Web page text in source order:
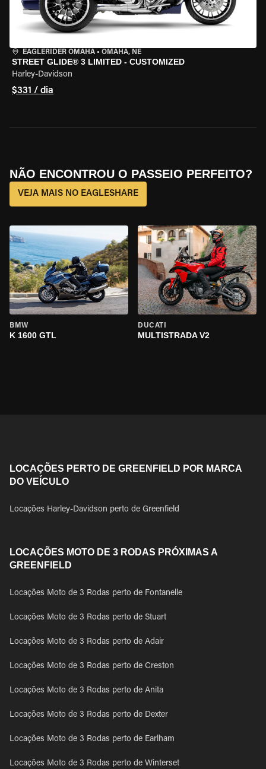
EAGLERIDER OMAHA • OMAHA, NE
STREET GLIDE® 3 LIMITED - CUSTOMIZED
Harley-Davidson
$331 / dia
NÃO ENCONTROU O PASSEIO PERFEITO?
VEJA MAIS NO EAGLESHARE
BMW
K 1600 GTL
DUCATI
MULTISTRADA V2
LOCAÇÕES PERTO DE GREENFIELD POR MARCA
DO VEÍCULO
Locações Harley-Davidson perto de Greenfield
LOCAÇÕES MOTO DE 3 RODAS PRÓXIMAS A
GREENFIELD
Locações Moto de 3 Rodas perto de Fontanelle
Locações Moto de 3 Rodas perto de Stuart
Locações Moto de 3 Rodas perto de Adair
Locações Moto de 3 Rodas perto de Creston
Locações Moto de 3 Rodas perto de Anita
Locações Moto de 3 Rodas perto de Dexter
Locações Moto de 3 Rodas perto de Earlham
Locações Moto de 3 Rodas perto de Winterset